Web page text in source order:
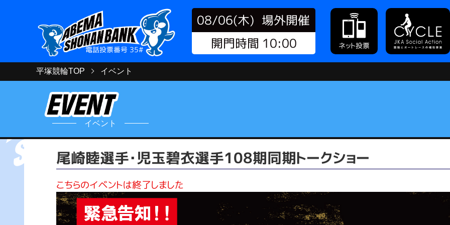
電話投票番号 35#
08/06(木) 場外開催
開門時間 10:00
ネット投票
平塚競輪TOP イベント
イベント
尾崎睦選手・児玉碧衣選手108期同期トークショー
こちらのイベントは終了しました